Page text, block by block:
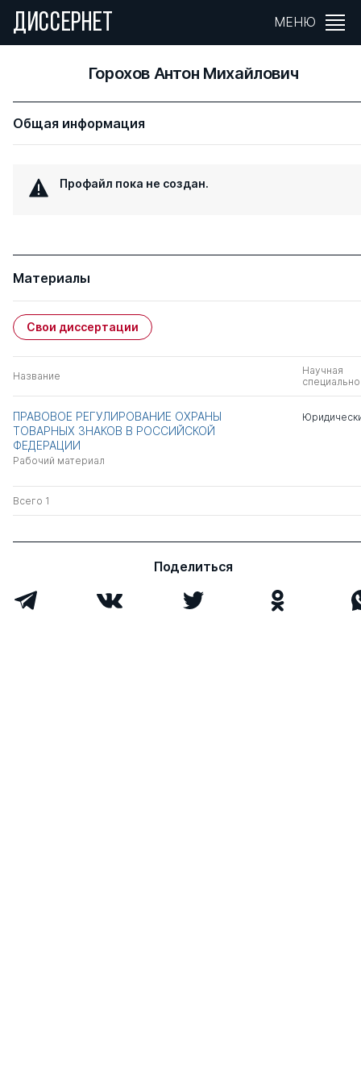
ДИССЕРНЕТ МЕНЮ
Горохов Антон Михайлович
Общая информация
Профайл пока не создан.
Материалы
Свои диссертации
Название
Научная
ПРАВОВОЕ РЕГУЛИРОВАНИЕ ОХРАНЫ
ТОВАРНЫХ ЗНАКОВ В РОССИЙСКОЙ
ФЕДЕРАЦИИ
Рабочий материал
Всего 1
Поделиться